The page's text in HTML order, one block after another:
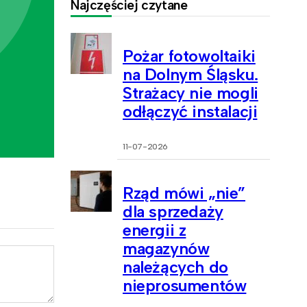
Najczęściej czytane
Pożar fotowoltaiki
na Dolnym Śląsku.
Strażacy nie mogli
odłączyć instalacji
11-07-2026
Rząd mówi „nie”
dla sprzedaży
energii z
magazynów
należących do
nieprosumentów